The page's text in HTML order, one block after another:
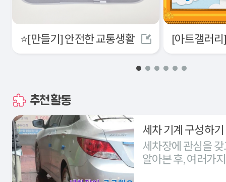
⭐[만들기] 안전한 교통생활
추천활동
세차 기계 구성하기
세차장에 관심을
알아본 후, 여러가